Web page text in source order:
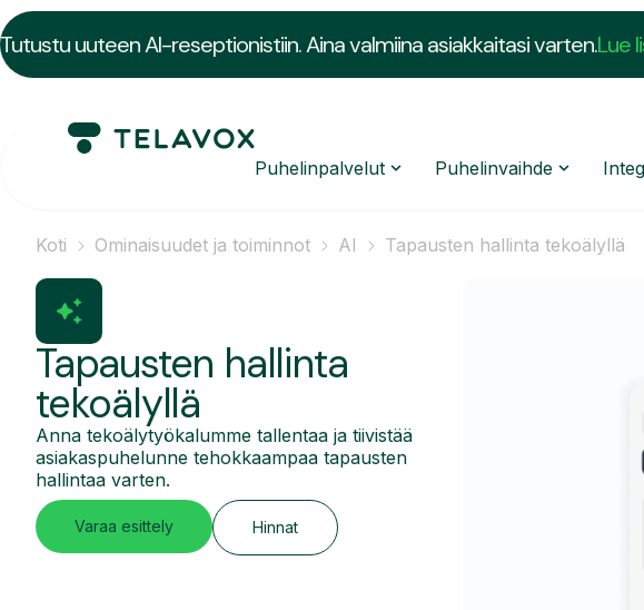
Tutustu uuteen AI-reseptionistiin. Aina valmiina asiakkaitasi varten.Lue
Puhelinpalvelut Puhelinvaihde
Koti Ominaisuudet ja toiminnot AI Tapausten hallinta tekoälyllä
Tapausten hallinta
tekoälyllä
Anna tekoälytyökalumme tallentaa ja tiivistää
asiakaspuhelunne tehokkaampaa tapausten
hallintaa varten.
Varaa esittely Hinnat